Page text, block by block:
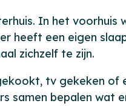
In het voorhuis
heeft een eigen
zichzelf te zijn.
tv gekeken of
samen bepalen wat